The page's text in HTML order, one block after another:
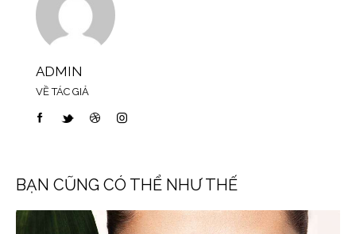
ADMIN
VỀ TÁC GIẢ
BẠN CŨNG CÓ THỂ NHƯ THẾ